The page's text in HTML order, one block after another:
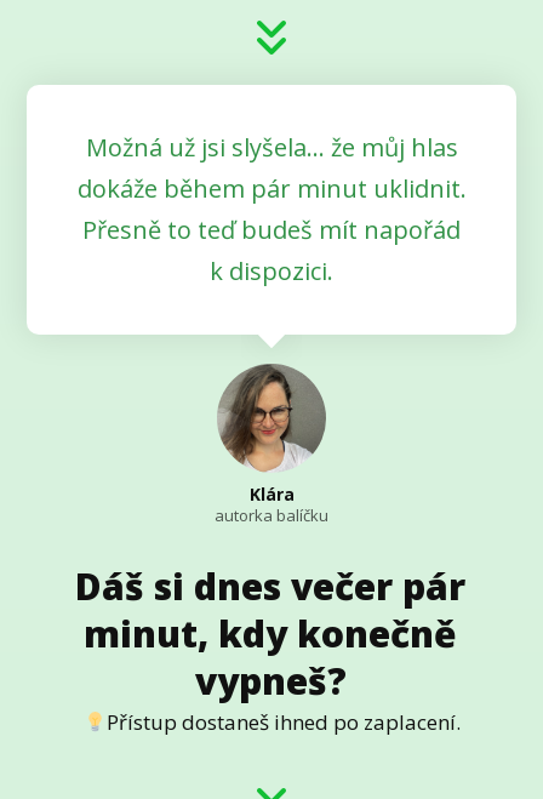
Možná už jsi slyšela… že můj hlas
dokáže během pár minut uklidnit.
Přesně to teď budeš mít napořád
k dispozici.
Klára
autorka balíčku
Dáš si dnes večer pár
minut, kdy konečně
vypneš?
Přístup dostaneš ihned po zaplacení.